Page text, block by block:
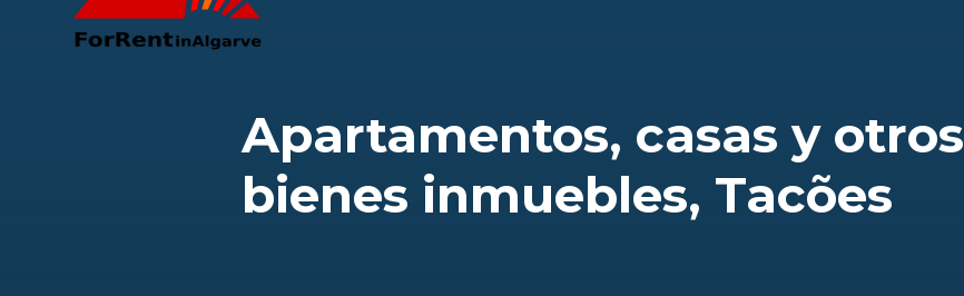
Apartamentos, casas y otros
bienes inmuebles, Tacões